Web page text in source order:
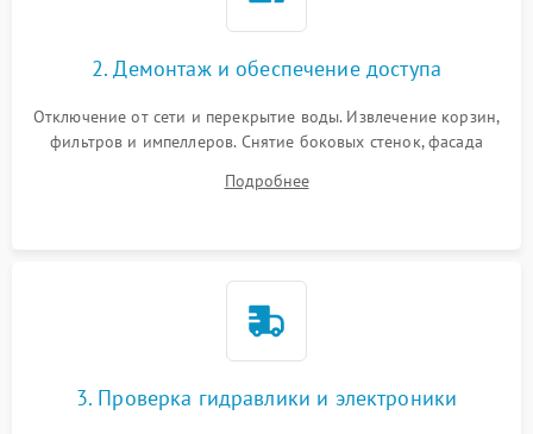
2. Демонтаж и обеспечение доступа
Отключение от сети и перекрытие воды. Извлечение корзин,
фильтров и импеллеров. Снятие боковых стенок, фасада
циркуляционному насосу, ТЭНу и сливной помпе.
Подробнее
3. Проверка гидравлики и электроники